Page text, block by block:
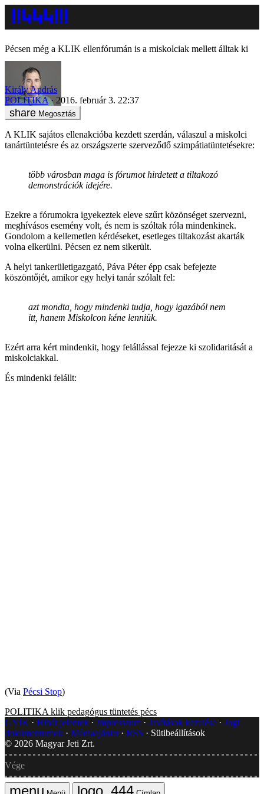
Pécsen még a KLIK ellenfórumán is a miskolciak mellett álltak ki
Király András
POLITIKA
2016. február 3. 22:37
Megosztás
A KLIK sajátos ellenakcióba kezdett szerdán, válaszul a miskolci
tanártüntetésre és az országszerte szerveződő szimpátiatüntetésekre:
több városban maga is fórumot hirdetett a tiltakozó
demonstrációk idejére.
Ezekre a fórumokra igyekeztek eleve szűrt közönséget szervezni,
meghívásos esemény volt, és nem is szóltak róla mindenkinek.
Gondolom a kellemetlen kérdéseket, esetleges tiltakozást akarták
volna elkerülni. Pécsen ez nem sikerült.
A helyi tankerületigazgató, Páva Péter épp csak befejezte
köszöntőjét, amikor egy helyi tanár szólalt fel:
azt mondta, hogy mindenki tudja, hogy igazából nem
itt, hanem Miskolcon kéne lenniük.
Ezért arra kért mindenkit, hogy felállással fejezze ki szolidaritását a
miskolciakkal.
És mindenki felállt:
(Via Pécsi Stop)
POLITIKA klik pedagógus tüntetés pécs
GYIK
Hibát jelentek Impresszum Javítások kezelése
Jogi
dokumentumok
Médiaajánlat RSS
Sütibeállítások
© 2026 Magyar Jeti Zrt.
Vége